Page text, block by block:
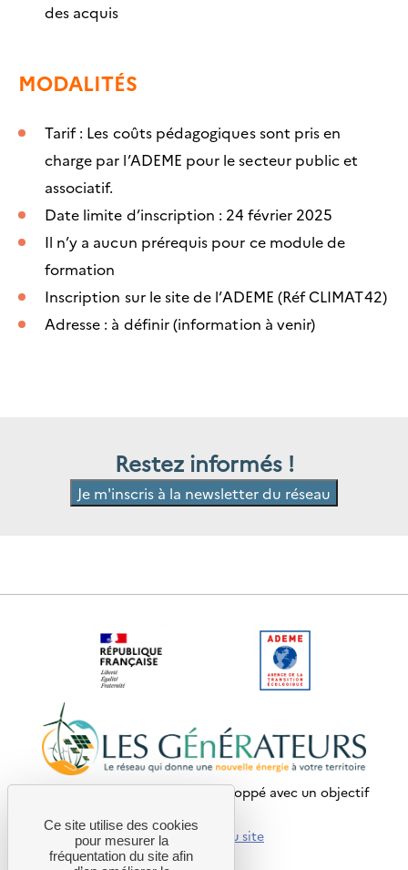
des acquis
MODALITÉS
Tarif : Les coûts pédagogiques sont pris en
charge par l’ADEME pour le secteur public et
associatif.
Date limite d’inscription : 24 février 2025
Il n’y a aucun prérequis pour ce module de
formation
Inscription sur le site de l’ADEME (Réf CLIMAT42)
Adresse : à définir (information à venir)
Restez informés !
Je m'inscris à la newsletter du réseau
Ce site internet a été pensé et développé avec un objectif
En savoir plus sur l’écoconception du site
Ce site utilise des cookies
pour mesurer la
fréquentation du site afin